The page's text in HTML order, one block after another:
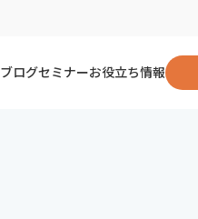
ブログセミナーお役立ち情報